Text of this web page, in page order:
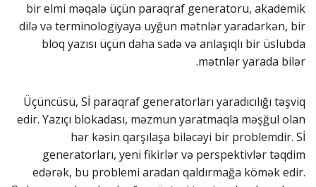
bir elmi məqalə üçün paraqraf generatoru, akademik
dilə və terminologiyaya uyğun mətnlər yaradarkən, bir
bloq yazısı üçün daha sadə və anlaşıqlı bir üslubda
mətnlər yarada bilər.
Üçüncüsü, Sİ paraqraf generatorları yaradıcılığı təşviq
edir. Yazıçı blokadası, məzmun yaratmaqla məşğul olan
hər kəsin qarşılaşa biləcəyi bir problemdir. Sİ
generatorları, yeni fikirlər və perspektivlər təqdim
edərək, bu problemi aradan qaldırmağa kömək edir.